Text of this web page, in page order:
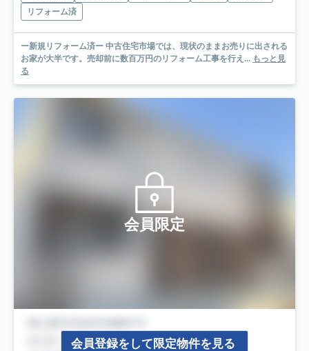
リフォーム済
ー新規リフォーム済ー 中古住宅市場では、現状のままお売りに出される
お家が大半です。売却前に数百万円のリフォーム工事を行え... もっと見
る
会員限定
会員登録をして限定物件を見る